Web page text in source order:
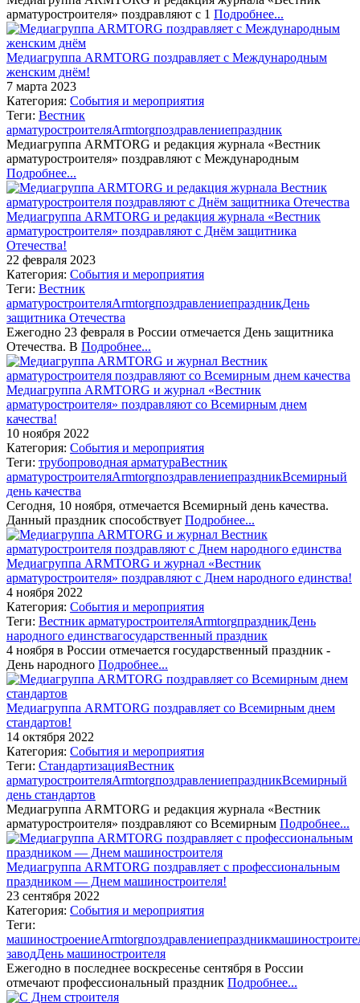
арматуростроителя» поздравляют с 1 Подробнее...
Медиагруппа ARMTORG поздравляет с Международным
женским днём!
7 марта 2023
Категория: События и мероприятия
Теги: Вестник
арматуростроителяArmtorgпоздравлениепраздник
Медиагруппа ARMTORG и редакция журнала «Вестник
арматуростроителя» поздравляют с Международным
Подробнее...
Медиагруппа ARMTORG и редакция журнала «Вестник
арматуростроителя» поздравляют с Днём защитника
Отечества!
22 февраля 2023
Категория: События и мероприятия
Теги: Вестник
арматуростроителяArmtorgпоздравлениепраздникДень
защитника Отечества
Ежегодно 23 февраля в России отмечается День защитника
Отечества. В Подробнее...
Медиагруппа ARMTORG и журнал «Вестник
арматуростроителя» поздравляют со Всемирным днем
качества!
10 ноября 2022
Категория: События и мероприятия
Теги: трубопроводная арматураВестник
арматуростроителяArmtorgпоздравлениепраздникВсемирный
день качества
Сегодня, 10 ноября, отмечается Всемирный день качества.
Данный праздник способствует Подробнее...
Медиагруппа ARMTORG и журнал «Вестник
арматуростроителя» поздравляют с Днем народного единства!
4 ноября 2022
Категория: События и мероприятия
Теги: Вестник арматуростроителяArmtorgпраздникДень
народного единствагосударственный праздник
4 ноября в России отмечается государственный праздник -
День народного Подробнее...
Медиагруппа ARMTORG поздравляет со Всемирным днем
стандартов!
14 октября 2022
Категория: События и мероприятия
Теги: СтандартизацияВестник
арматуростроителяArmtorgпоздравлениепраздникВсемирный
день стандартов
Медиагруппа ARMTORG и редакция журнала «Вестник
арматуростроителя» поздравляют со Всемирным Подробнее...
Медиагруппа ARMTORG поздравляет с профессиональным
праздником — Днем машиностроителя!
23 сентября 2022
Категория: События и мероприятия
Теги:
машиностроениеArmtorgпоздравлениепраздник
заводДень машиностроителя
Ежегодно в последнее воскресенье сентября в России
отмечают профессиональный праздник Подробнее...